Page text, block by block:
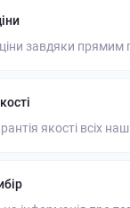
завдяки прямим
якості всіх